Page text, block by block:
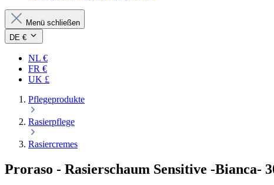
Menü schließen
DE €
NL €
FR €
UK £
Pflegeprodukte
Rasierpflege
Rasiercremes
Proraso - Rasierschaum Sensitive -Bianca-